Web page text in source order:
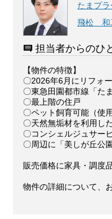
たまプ
飛松 和
担当者からのひ
【物件の特徴】
〇2026年6月にリフォ
〇東急田園都市線「
〇最上階の住戸
〇ペット飼育可能（使
〇天然無垢材を利用し
〇コンシェルジュサー
〇周辺に「美しが丘公
販売価格に家具・調度
物件の詳細について、